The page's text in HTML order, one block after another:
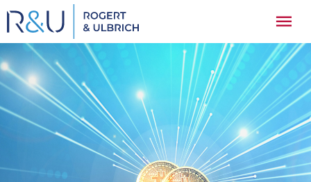
Ga
naar
inhoud